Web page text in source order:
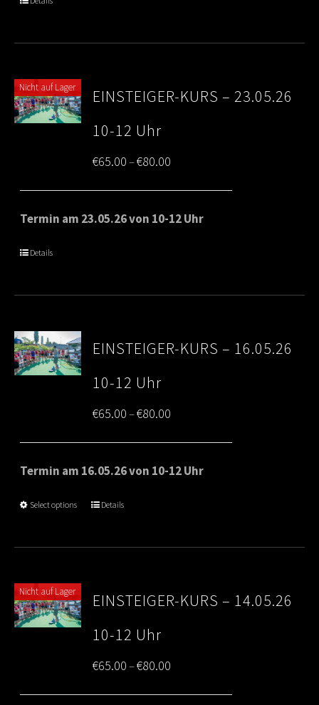
Nicht auf Lager
EINSTEIGER-KURS – 23.05.26
10-12 Uhr
€65.00–€80.00
range:
€65.00
Termin am 23.05.26 von 10-12 Uhr
Details
EINSTEIGER-KURS – 16.05.26
10-12 Uhr
€65.00–€80.00
range:
€65.00
Termin am 16.05.26 von 10-12 Uhr
Select options Details
Nicht auf Lager
EINSTEIGER-KURS – 14.05.26
10-12 Uhr
€65.00–€80.00
range: